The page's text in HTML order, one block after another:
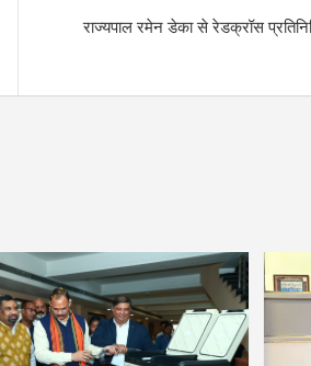
राज्यपाल रमेन डेका से रेडक्रॉस